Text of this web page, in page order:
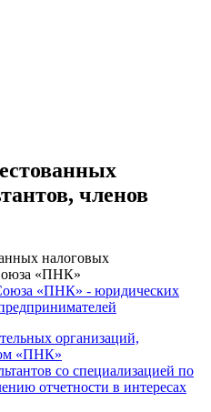
членов
налоговых
«ПНК»
«ПНК» - юридических
организаций,
«ПНК»
со специализацией по
отчетности в интересах